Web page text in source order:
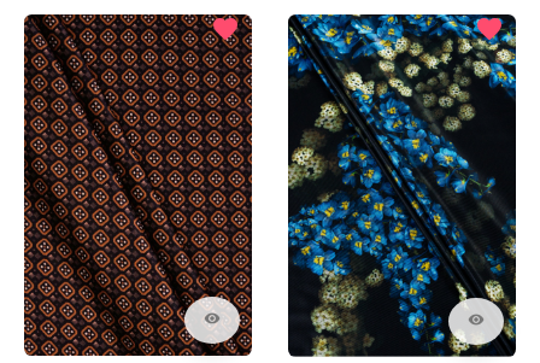
visibility
favorite
visibility
favorite